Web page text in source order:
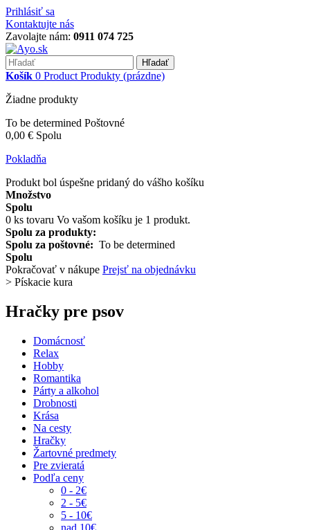
Prihlásiť sa
Kontaktujte nás
Zavolajte nám: 0911 074 725
Hľadať
Košík 0 Product Produkty (prázdne)
Žiadne produkty
To be determined Poštovné
0,00 € Spolu
Pokladňa
Produkt bol úspešne pridaný do vášho košíku
Množstvo
Spolu
0 ks tovaru Vo vašom košíku je 1 produkt.
Spolu za produkty:
Spolu za poštovné: To be determined
Spolu
Pokračovať v nákupe Prejsť na objednávku
> Pískacie kura
Hračky pre psov
Domácnosť
Relax
Hobby
Romantika
Párty a alkohol
Drobnosti
Krása
Na cesty
Hračky
Žartovné predmety
Pre zvieratá
Podľa ceny
0 - 2€
2 - 5€
5 - 10€
nad 10€